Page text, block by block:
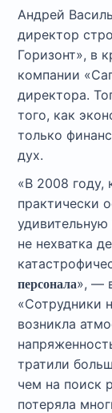
Андрей
директор
Горизонт», в
компании
директора.
того, как
только
дух.
«В 2008 году,
практически
не нехватка
персонала», —
«Сотрудники
возникла
тратили
чем на поиск
потеряла